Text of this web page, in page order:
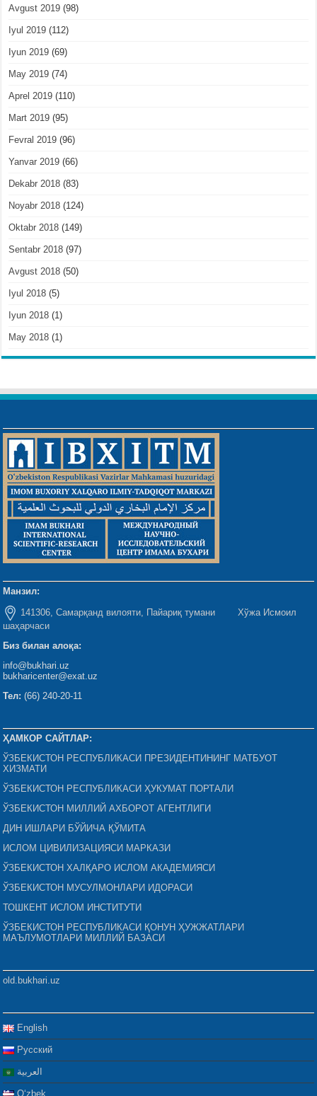
Avgust 2019 (98)
Iyul 2019 (112)
Iyun 2019 (69)
May 2019 (74)
Aprel 2019 (110)
Mart 2019 (95)
Fevral 2019 (96)
Yanvar 2019 (66)
Dekabr 2018 (83)
Noyabr 2018 (124)
Oktabr 2018 (149)
Sentabr 2018 (97)
Avgust 2018 (50)
Iyul 2018 (5)
Iyun 2018 (1)
May 2018 (1)
Манзил:
141306, Самарқанд вилояти, Пайариқ тумани Хўжа Исмоил
шаҳарчаси
Биз билан алоқа:
info@bukhari.uz
bukharicenter@exat.uz
Тел: (66) 240-20-11
ҲАМКОР САЙТЛАР:
ЎЗБЕКИСТОН РЕСПУБЛИКАСИ ПРЕЗИДЕНТИНИНГ МАТБУОТ
ХИЗМАТИ
ЎЗБЕКИСТОН РЕСПУБЛИКАСИ ҲУКУМАТ ПОРТАЛИ
ЎЗБЕКИСТОН МИЛЛИЙ АХБОРОТ АГЕНТЛИГИ
ДИН ИШЛАРИ БЎЙИЧА ҚЎМИТА
ИСЛОМ ЦИВИЛИЗАЦИЯСИ МАРКАЗИ
ЎЗБЕКИСТОН ХАЛҚАРО ИСЛОМ АКАДЕМИЯСИ
ЎЗБЕКИСТОН МУСУЛМОНЛАРИ ИДОРАСИ
ТОШКЕНТ ИСЛОМ ИНСТИТУТИ
ЎЗБЕКИСТОН РЕСПУБЛИКАСИ ҚОНУН ҲУЖЖАТЛАРИ
МАЪЛУМОТЛАРИ МИЛЛИЙ БАЗАСИ
old.bukhari.uz
English
Русский
العربية
Oʻzbek